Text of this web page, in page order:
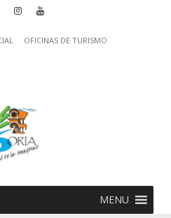
OFICINAS DE TURISMO
MENU